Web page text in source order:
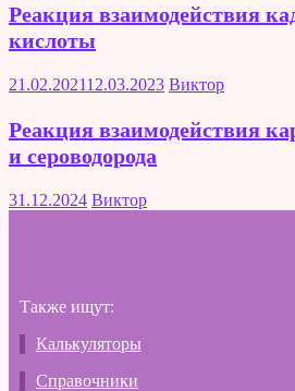
Реакция взаимодействия
кислоты
21.02.202112.03.2023 Виктор
Реакция взаимодействия
и сероводорода
31.12.2024 Виктор
Также ищут:
Калькуляторы
Справочники